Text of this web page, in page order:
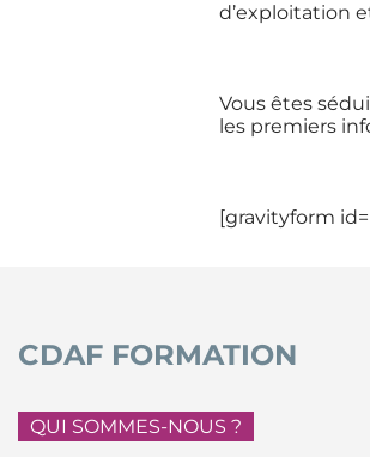
d’exploitation
Vous êtes
les premiers
[gravityform
CDAF FORMATION
QUI SOMMES-NOUS ?